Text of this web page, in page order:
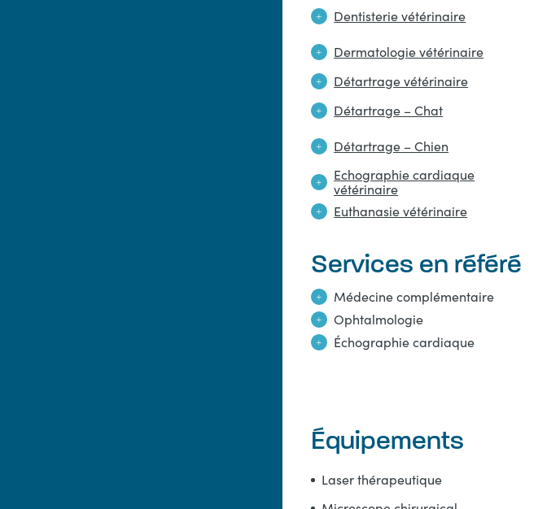
Dentisterie vétérinaire
Dermatologie vétérinaire
Détartrage vétérinaire
Détartrage – Chat
Détartrage – Chien
Echographie cardiaque
vétérinaire
Euthanasie vétérinaire
Services en référé
Médecine complémentaire
Ophtalmologie
Échographie cardiaque
Équipements
Laser thérapeutique